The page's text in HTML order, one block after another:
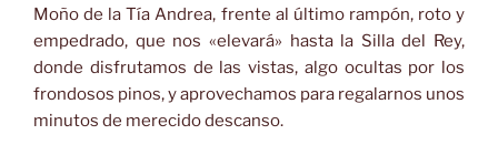
Moño de la Tía Andrea, frente al último rampón, roto y
empedrado, que nos «elevará» hasta la Silla del Rey,
donde disfrutamos de las vistas, algo ocultas por los
frondosos pinos, y aprovechamos para regalarnos unos
minutos de merecido descanso.